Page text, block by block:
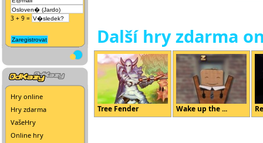
3 + 9 =
Hry online
Hry zdarma
VašeHry
Online hry
Další hry zdarma
Tree Fender Wake up the ...